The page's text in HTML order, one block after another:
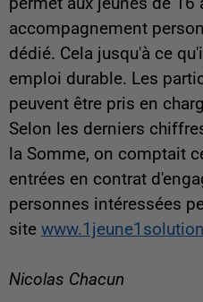
accompagnement
dédié. Cela jusqu'à ce
emploi durable. Les
peuvent être pris en
Selon les derniers
la Somme, on comptait
entrées en contrat
personnes intéressées
site
Nicolas Chacun